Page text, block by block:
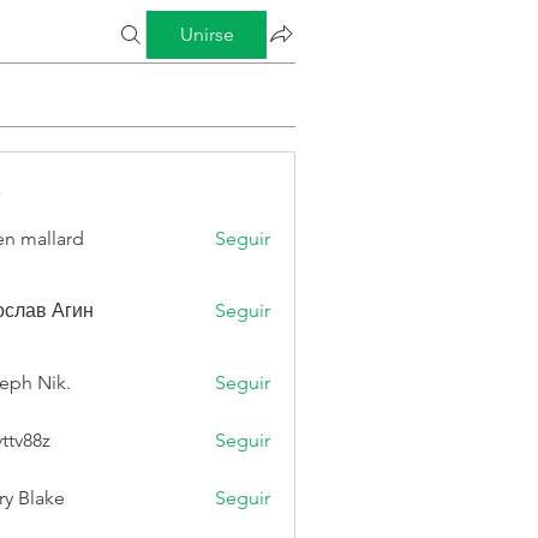
Unirse
mallard Seguir
Агин Seguir
Nik. Seguir
Seguir
Blake Seguir